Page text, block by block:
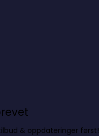
& oppdateringer først!